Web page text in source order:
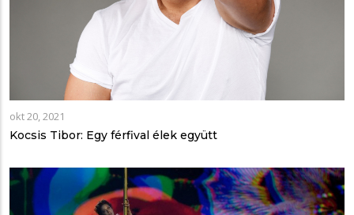
okt 20, 2021
Kocsis Tibor: Egy férfival élek együtt